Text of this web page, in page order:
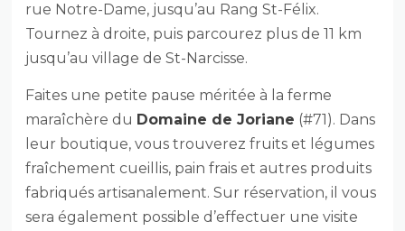
rue Notre-Dame, jusqu’au Rang St-Félix.
Tournez à droite, puis parcourez plus de 11 km
jusqu’au village de St-Narcisse.
Faites une petite pause méritée à la ferme
maraîchère du Domaine de Joriane (#71). Dans
leur boutique, vous trouverez fruits et légumes
fraîchement cueillis, pain frais et autres produits
fabriqués artisanalement. Sur réservation, il vous
sera également possible d’effectuer une visite